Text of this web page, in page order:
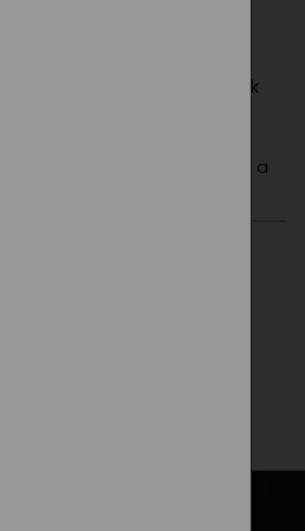
s originálním víčkem, který
– přirozená sladkost a dotek
krabice s přírodní výplní a
zimním období. Skvělé pro
i blízké.
newslettery...